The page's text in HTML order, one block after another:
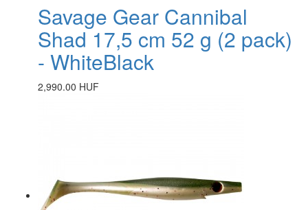
Savage Gear Cannibal
Shad 17,5 cm 52 g (2 pack)
- WhiteBlack
2,990.00 HUF